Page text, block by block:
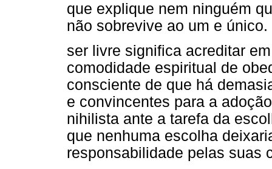
que explique nem ninguém
não sobrevive ao um e
ser livre significa acreditar
comodidade espiritual de
consciente de que há
e convincentes para a
nihilista ante a tarefa da
que nenhuma escolha
responsabilidade pelas suas